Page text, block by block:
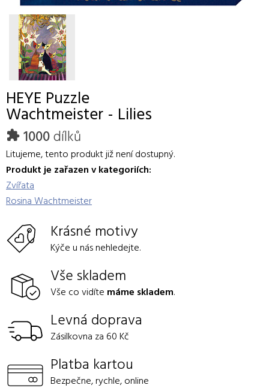
HEYE Puzzle
Wachtmeister - Lilies
1000dílků
Litujeme, tento produkt již není dostupný.
Produkt je zařazen v kategoriích:
Zvířata
Rosina Wachtmeister
Krásné motivy
Kýče u nás nehledejte.
Vše skladem
Vše co vidíte máme skladem.
Levná doprava
Zásilkovna za 60 Kč
Platba kartou
Bezpečne, rychle, online